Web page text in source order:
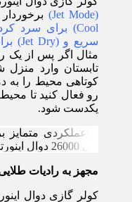
(Jet Mode)
برخوردار
Cool) برای سرد کردن سریع
سریع و (Jet Dry) برای رطوبت زدایی سریع
مثال اگر پس از یک
تابستان وارد
رو فعال کنید تا
یکدست شود.
مجهز به رادیات